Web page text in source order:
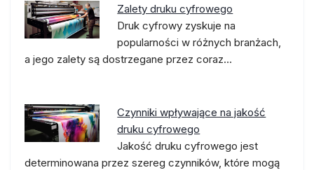
Zalety druku cyfrowego
Druk cyfrowy zyskuje na
popularności w różnych branżach,
a jego zalety są dostrzegane przez coraz…
Czynniki wpływające na jakość
druku cyfrowego
Jakość druku cyfrowego jest
determinowana przez szereg czynników, które mogą